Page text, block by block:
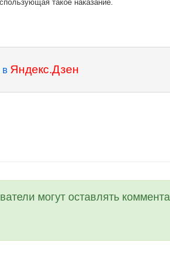
такое наказание.
в Яндекс.Дзен
могут оставлять